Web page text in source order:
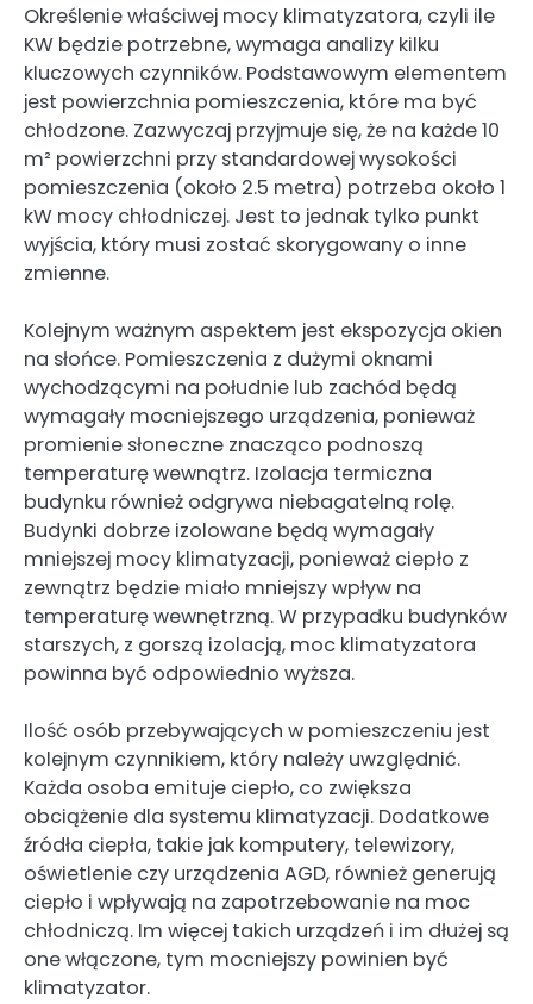
Określenie właściwej mocy klimatyzatora, czyli ile
KW będzie potrzebne, wymaga analizy kilku
kluczowych czynników. Podstawowym elementem
jest powierzchnia pomieszczenia, które ma być
chłodzone. Zazwyczaj przyjmuje się, że na każde 10
m² powierzchni przy standardowej wysokości
pomieszczenia (około 2.5 metra) potrzeba około 1
kW mocy chłodniczej. Jest to jednak tylko punkt
wyjścia, który musi zostać skorygowany o inne
zmienne.
Kolejnym ważnym aspektem jest ekspozycja okien
na słońce. Pomieszczenia z dużymi oknami
wychodzącymi na południe lub zachód będą
wymagały mocniejszego urządzenia, ponieważ
promienie słoneczne znacząco podnoszą
temperaturę wewnątrz. Izolacja termiczna
budynku również odgrywa niebagatelną rolę.
Budynki dobrze izolowane będą wymagały
mniejszej mocy klimatyzacji, ponieważ ciepło z
zewnątrz będzie miało mniejszy wpływ na
temperaturę wewnętrzną. W przypadku budynków
starszych, z gorszą izolacją, moc klimatyzatora
powinna być odpowiednio wyższa.
Ilość osób przebywających w pomieszczeniu jest
kolejnym czynnikiem, który należy uwzględnić.
Każda osoba emituje ciepło, co zwiększa
obciążenie dla systemu klimatyzacji. Dodatkowe
źródła ciepła, takie jak komputery, telewizory,
oświetlenie czy urządzenia AGD, również generują
ciepło i wpływają na zapotrzebowanie na moc
chłodniczą. Im więcej takich urządzeń i im dłużej są
one włączone, tym mocniejszy powinien być
klimatyzator.